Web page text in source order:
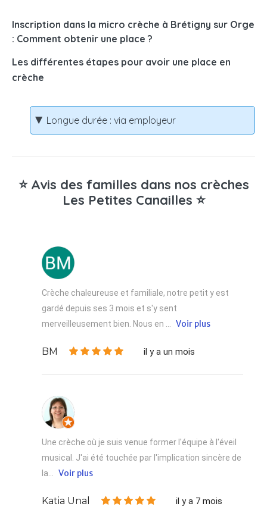
Inscription dans la micro crèche à Brétigny sur Orge
: Comment obtenir une place ?
Les différentes étapes pour avoir une place en
crèche
Longue durée : via employeur
⭐ Avis des familles dans nos crèches
Les Petites Canailles ⭐
Crèche chaleureuse et familiale, notre petit y est
gardé depuis ses 3 mois et s'y sent
merveilleusement bien. Nous en ... Voir plus
BM il y a un mois
Une crèche où je suis venue former l'équipe à l'éveil
musical. J'ai été touchée par l'implication sincère de
la... Voir plus
Katia Unal il y a 7 mois